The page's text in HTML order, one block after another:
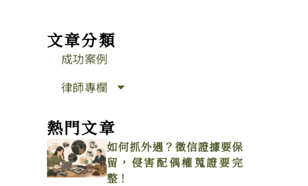
文章分類
成功案例
律師專欄
熱門文章
如何抓外遇？徵信證據要保
留，侵害配偶權蒐證要完
整！